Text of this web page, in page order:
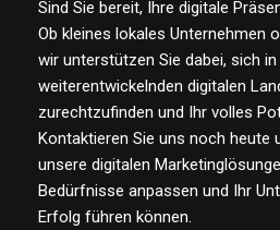
Sind Sie bereit, Ihre digitale
Ob kleines lokales Unternehmen
wir unterstützen Sie dabei, sich
weiterentwickelnden digitalen
zurechtzufinden und Ihr volles
Kontaktieren Sie uns noch heute
unsere digitalen
Bedürfnisse anpassen und Ihr
Erfolg führen können.